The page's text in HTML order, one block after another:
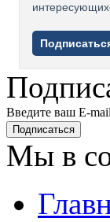
Введите ваш E-
Подписаться
Мы в